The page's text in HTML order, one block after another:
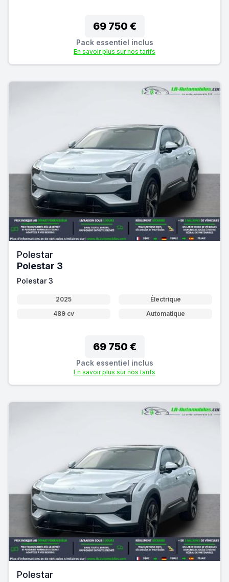
69 750 €
Pack essentiel inclus
En savoir plus sur nos tarifs
Polestar
Polestar 3
Polestar 3
2025
Électrique
489 cv
Automatique
69 750 €
Pack essentiel inclus
En savoir plus sur nos tarifs
Polestar